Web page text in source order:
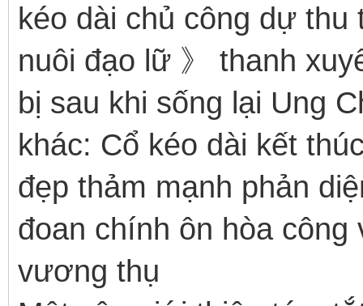
kéo dài chủ công dự
nuôi đạo lữ 》 thanh
bị sau khi sống lại Ung
khác: Cổ kéo dài kết
đẹp thảm mạnh phản
đoan chính ôn hòa công
vương thụ